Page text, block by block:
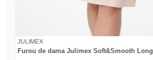
JULIMEX
Furou de dama Julimex Soft&Smooth Long